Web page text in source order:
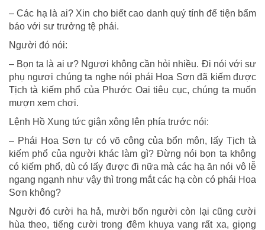
– Các hạ là ai? Xin cho biết cao danh quý tính để tiện bẩm
báo với sư trưởng tệ phái.
Người đó nói:
– Bọn ta là ai ư? Ngươi không cần hỏi nhiều. Đi nói với sư
phụ ngươi chúng ta nghe nói phái Hoa Sơn đã kiếm được
Tịch tà kiếm phổ của Phước Oai tiêu cục, chúng ta muốn
mượn xem chơi.
Lệnh Hồ Xung tức giận xông lên phía trước nói:
– Phái Hoa Sơn tự có võ công của bổn môn, lấy Tịch tà
kiếm phổ của người khác làm gì? Đừng nói bọn ta không
có kiếm phổ, dù có lấy được đi nữa mà các hạ ăn nói vô lễ
ngang ngạnh như vậy thì trong mắt các hạ còn có phái Hoa
Sơn không?
Người đó cười ha hả, mười bốn người còn lại cũng cười
hùa theo, tiếng cười trong đêm khuya vang rất xa, giọng